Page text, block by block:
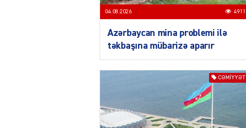
04.08.2026 4911
Azərbaycan mina problemi ilə
təkbaşına mübarizə aparır
CƏMIYYƏT